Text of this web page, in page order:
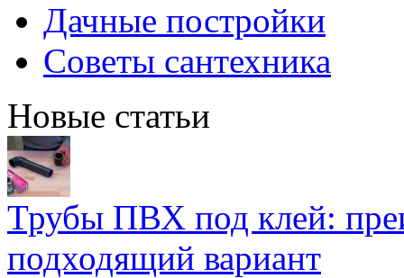
Дачные постройки
Советы сантехника
Новые статьи
Трубы ПВХ под клей:
подходящий вариант